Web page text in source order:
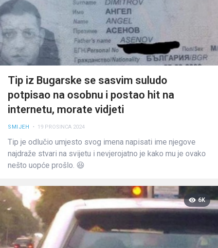
Tip iz Bugarske se sasvim suludo
potpisao na osobnu i postao hit na
internetu, morate vidjeti
SMIJEH • 19 PROSINCA 2024
Tip je odlučio umjesto svog imena napisati ime njegove
najdraže stvari na svijetu i nevjerojatno je kako mu je ovako
nešto uopće prošlo. 😆
6K